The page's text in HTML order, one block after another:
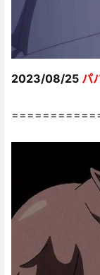
2023/08/25 パ